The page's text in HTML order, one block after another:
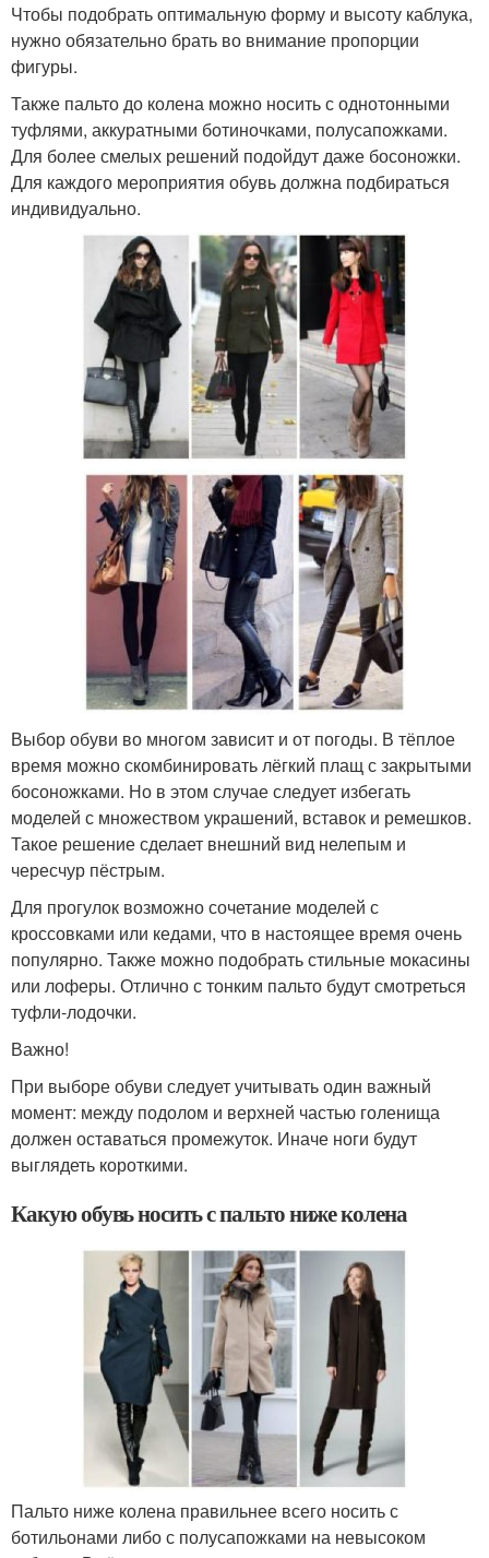
Чтобы подобрать оптимальную форму и высоту каблука,
нужно обязательно брать во внимание пропорции
фигуры.
Также пальто до колена можно носить с однотонными
туфлями, аккуратными ботиночками, полусапожками.
Для более смелых решений подойдут даже босоножки.
Для каждого мероприятия обувь должна подбираться
индивидуально.
Выбор обуви во многом зависит и от погоды. В тёплое
время можно скомбинировать лёгкий плащ с закрытыми
босоножками. Но в этом случае следует избегать
моделей с множеством украшений, вставок и ремешков.
Такое решение сделает внешний вид нелепым и
чересчур пёстрым.
Для прогулок возможно сочетание моделей с
кроссовками или кедами, что в настоящее время очень
популярно. Также можно подобрать стильные мокасины
или лоферы. Отлично с тонким пальто будут смотреться
туфли-лодочки.
Важно!
При выборе обуви следует учитывать один важный
момент: между подолом и верхней частью голенища
должен оставаться промежуток. Иначе ноги будут
выглядеть короткими.
Какую обувь носить с пальто ниже колена
Пальто ниже колена правильнее всего носить с
ботильонами либо с полусапожками на невысоком